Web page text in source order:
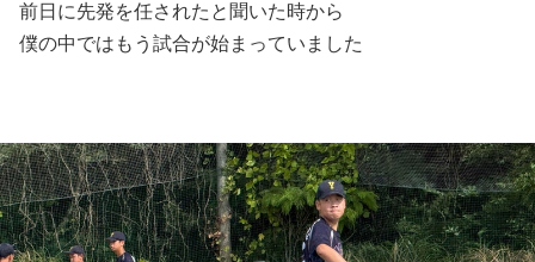
前日に先発を任されたと聞いた時から
僕の中ではもう試合が始まっていました